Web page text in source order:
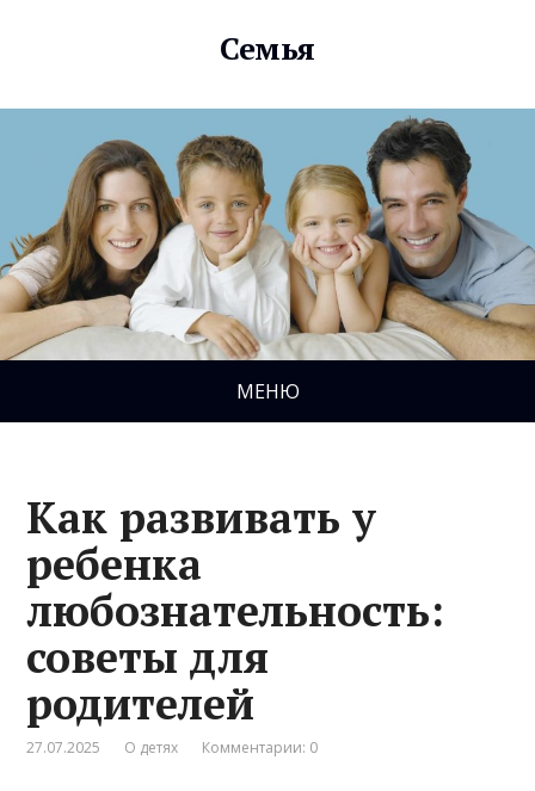
Семья
МЕНЮ
Как развивать у
ребенка
любознательность:
советы для
родителей
27.07.2025 О детях Комментарии: 0